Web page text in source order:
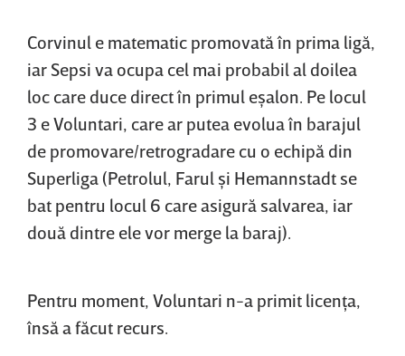
Corvinul e matematic promovată în prima ligă,
iar Sepsi va ocupa cel mai probabil al doilea
loc care duce direct în primul eşalon. Pe locul
3 e Voluntari, care ar putea evolua în barajul
de promovare/retrogradare cu o echipă din
Superliga (Petrolul, Farul şi Hemannstadt se
bat pentru locul 6 care asigură salvarea, iar
două dintre ele vor merge la baraj).
Pentru moment, Voluntari n-a primit licenţa,
însă a făcut recurs.